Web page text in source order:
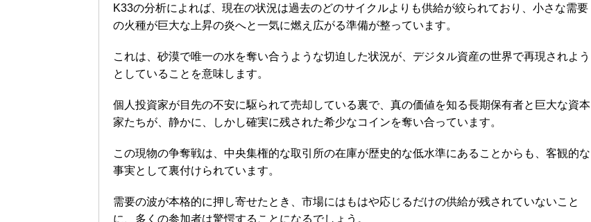
K33の分析によれば、現在の状況は過去のどのサイクルよりも供給が絞られており、小さな需要
の火種が巨大な上昇の炎へと一気に燃え広がる準備が整っています。
これは、砂漠で唯一の水を奪い合うような切迫した状況が、デジタル資産の世界で再現されよう
としていることを意味します。
個人投資家が目先の不安に駆られて売却している裏で、真の価値を知る長期保有者と巨大な資本
家たちが、静かに、しかし確実に残された希少なコインを奪い合っています。
この現物の争奪戦は、中央集権的な取引所の在庫が歴史的な低水準にあることからも、客観的な
事実として裏付けられています。
需要の波が本格的に押し寄せたとき、市場にはもはや応じるだけの供給が残されていないこと
に、多くの参加者は驚愕することになるでしょう。